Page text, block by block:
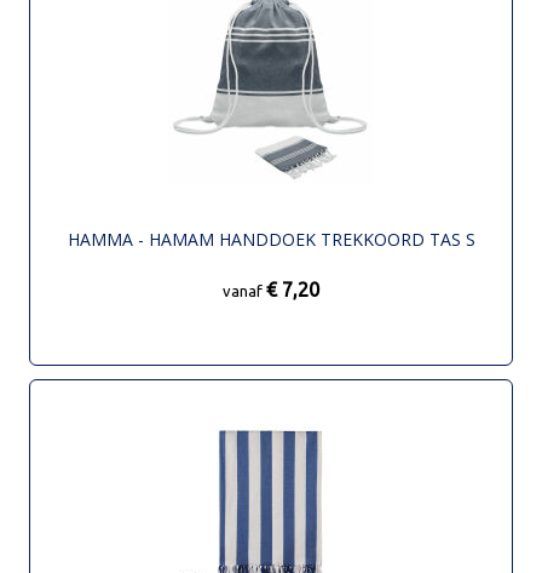
HAMMA - HAMAM HANDDOEK TREKKOORD TAS S
vanaf € 7,20